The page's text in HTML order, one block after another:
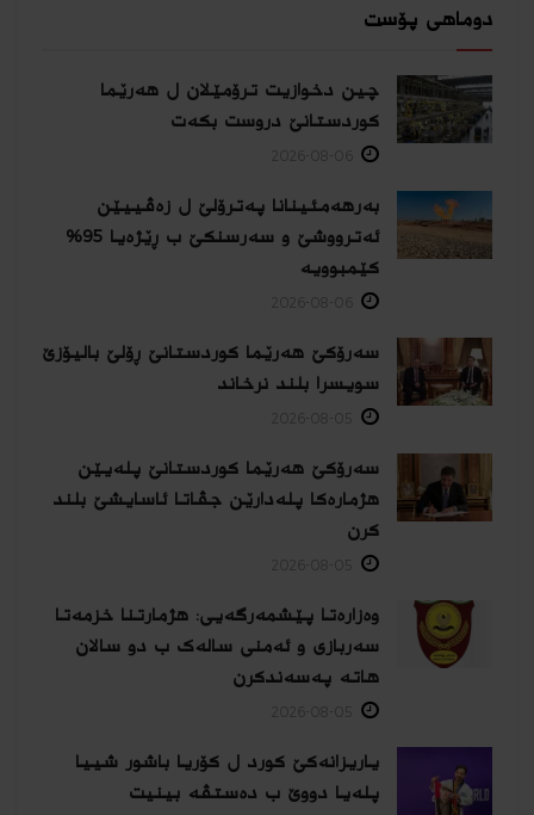
دوماهی پۆست
چین دخوازیت ترۆمێلان ل هەرێما
كوردستانێ دروست بكەت
بەرهەمئینانا په‌ترۆلێ ل زه‌ڤییێن
ئەترووشێ و سەرسنكێ ب ڕێژەیا 95%
كێمبوویە
سەرۆکێ هەرێما کوردستانێ ڕۆلێ بالیۆزێ
سویسرا بلند نرخاند
سەرۆکێ هەرێما کوردستانێ پلەیێن
هژمارەكا پلەدارێن جڤاتا ئاسایشێ بلند
كرن
وەزارەتا پێشمەرگەیی: هژمارتنا خزمەتا
سەربازی و ئەمنی سالەک ب دو سالان
هاتە پەسەندكرن
یاریزانەكێ کورد ل کۆریا باشور شییا
پلەیا دووێ ب دەستڤە بینیت